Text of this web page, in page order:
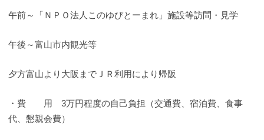
午前～「ＮＰＯ法人このゆびとーまれ」施設等訪問・見学
午後～富山市内観光等
夕方富山より大阪までＪＲ利用により帰阪
・費 用 3万円程度の自己負担（交通費、宿泊費、食事
代、懇親会費）